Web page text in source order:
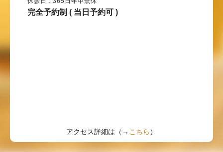
完全予約制 ( 当日予約可 )
アクセス詳細は（→ こちら ）